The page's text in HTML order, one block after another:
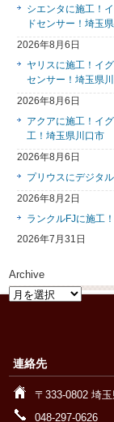
シエンタに施工！
ドセンサー！埼玉
2026年8月6日
ヤリスに施工！イ
センサー！埼玉県
2026年8月6日
アクアに施工！イ
工！埼玉県川口市
2026年8月6日
プリウスにデジタ
2026年8月2日
ランクルFJに施工
2026年7月31日
Archive
Archive
連絡先
〒333-0802 埼
048-297-0626